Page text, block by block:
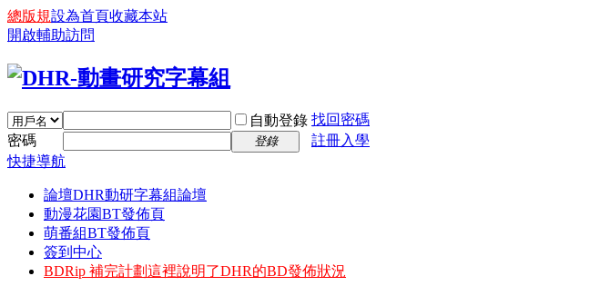
總版規設為首頁收藏本站
開啟輔助訪問
自動登錄 找回密碼
密碼
登錄
註冊入學
快捷導航
論壇DHR動研字幕組論壇
動漫花園BT發佈頁
萌番組BT發佈頁
簽到中心
BDRip 補完計劃這裡說明了DHR的BD發佈狀況